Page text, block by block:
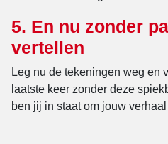
5. En nu zonder
vertellen
Leg nu de tekeningen weg en
laatste keer zonder deze
ben jij in staat om jouw